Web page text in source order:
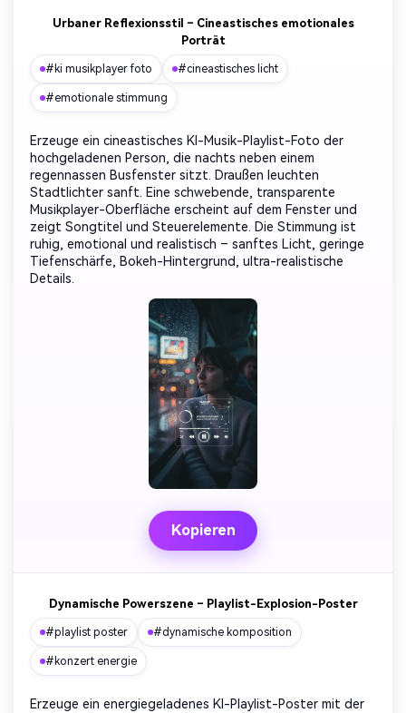
Urbaner Reflexionsstil – Cineastisches emotionales
Porträt
#ki musikplayer foto #cineastisches licht
#emotionale stimmung
Erzeuge ein cineastisches KI-Musik-Playlist-Foto der
hochgeladenen Person, die nachts neben einem
regennassen Busfenster sitzt. Draußen leuchten
Stadtlichter sanft. Eine schwebende, transparente
Musikplayer-Oberfläche erscheint auf dem Fenster und
zeigt Songtitel und Steuerelemente. Die Stimmung ist
ruhig, emotional und realistisch – sanftes Licht, geringe
Tiefenschärfe, Bokeh-Hintergrund, ultra-realistische
Details.
Kopieren
Dynamische Powerszene – Playlist-Explosion-Poster
#playlist poster #dynamische komposition
#konzert energie
Erzeuge ein energiegeladenes KI-Playlist-Poster mit der